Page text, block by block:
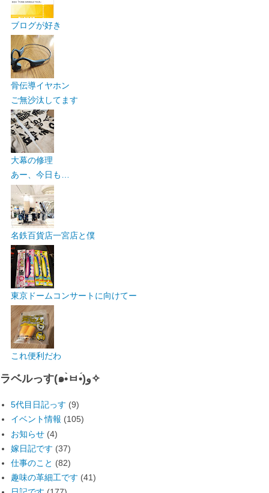
ブログが好き
骨伝導イヤホン
ご無沙汰してます
大幕の修理
あー、今日も…
名鉄百貨店一宮店と僕
東京ドームコンサートに向けてー
これ便利だわ
ラベルっす(๑•̀ㅂ•́)و✧
5代目日記っす (9)
イベント情報 (105)
お知らせ (4)
嫁日記です (37)
仕事のこと (82)
趣味の革細工です (41)